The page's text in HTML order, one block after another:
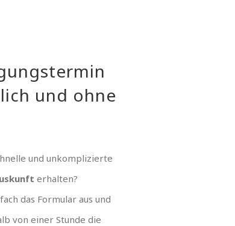
und ohne
und unkomplizierte
erhalten?
das Formular aus und
von einer Stunde die